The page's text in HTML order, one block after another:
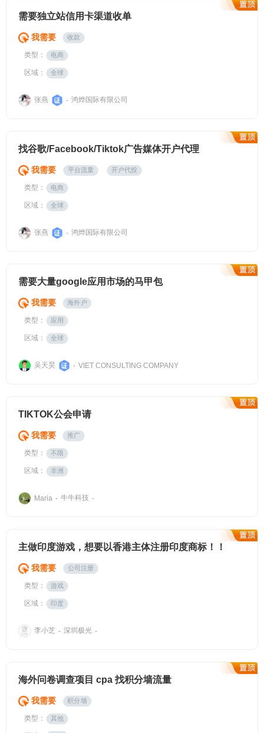
需要独立站信用卡渠道收单
我需要 收款
类型： 电商
区域： 全球
张燕 - 鸿烨国际有限公司
找谷歌/Facebook/Tiktok广告媒体开户代理
我需要 平台流量 开户代投
类型： 电商
区域： 全球
张燕 - 鸿烨国际有限公司
需要大量google应用市场的马甲包
我需要 海外户
类型： 应用
区域： 全球
吴天昊 - VIET CONSULTING COMPANY
TIKTOK公会申请
我需要 推广
类型： 不限
区域： 非洲
Maria - 牛牛科技 -
主做印度游戏，想要以香港主体注册印度商标！！
我需要 公司注册
类型： 游戏
区域： 印度
李小芝 - 深圳极光 -
海外问卷调查项目 cpa 找积分墙流量
我需要 积分墙
类型： 其他